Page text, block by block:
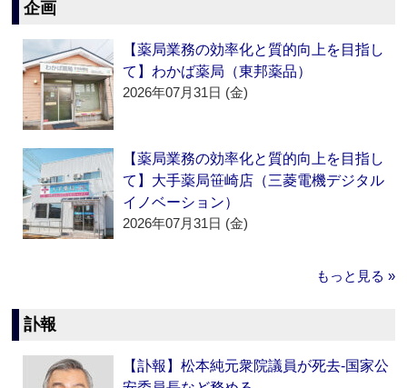
企画
【薬局業務の効率化と質的向上を目指し
て】わかば薬局（東邦薬品）
2026年07月31日 (金)
【薬局業務の効率化と質的向上を目指し
て】大手薬局笹崎店（三菱電機デジタル
イノベーション）
2026年07月31日 (金)
もっと見る »
訃報
【訃報】松本純元衆院議員が死去‐国家公